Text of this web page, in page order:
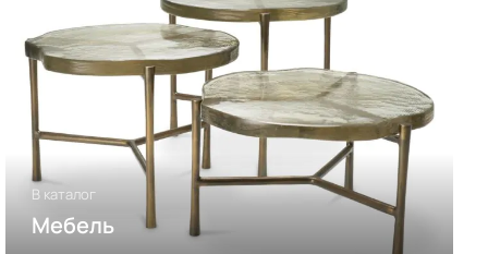
В каталог
Мебель